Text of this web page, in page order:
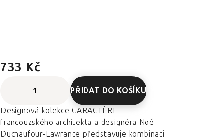
733 Kč
PŘIDAT DO KOŠÍKU
Designová kolekce CARACTÈRE
francouzského architekta a designéra Noé
Duchaufour-Lawrance představuje kombinaci